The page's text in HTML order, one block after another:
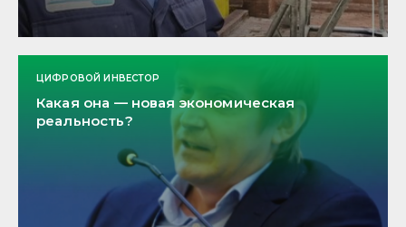
ЦИФРОВОЙ ИНВЕСТОР
Какая она — новая экономическая
реальность?